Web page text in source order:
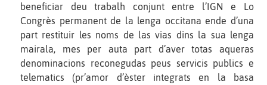
beneficiar deu trabalh conjunt entre l’IGN e Lo
Congrès permanent de la lenga occitana ende d’una
part restituir les noms de las vias dins la sua lenga
mairala, mes per auta part d’aver totas aqueras
denominacions reconegudas peus servicis publics e
telematics (pr’amor d’èster integrats en la basa